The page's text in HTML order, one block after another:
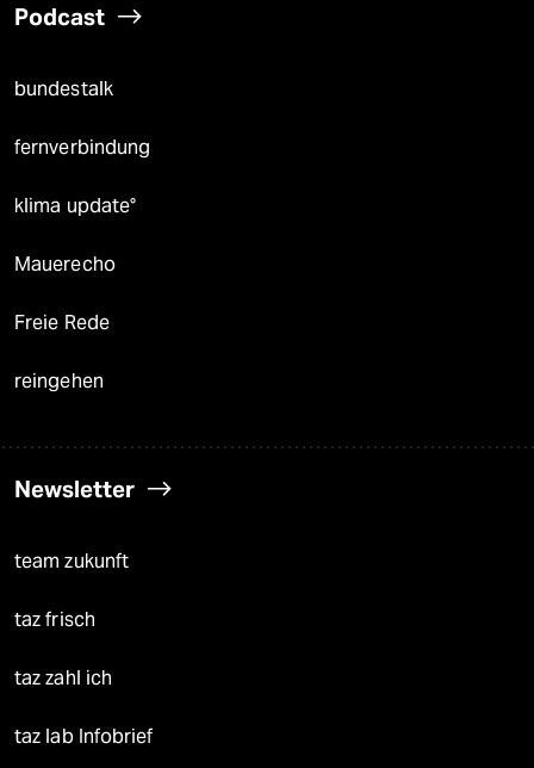
Podcast
bundestalk
fernverbindung
klima update°
Mauerecho
Freie Rede
reingehen
Newsletter
team zukunft
taz frisch
taz zahl ich
taz lab Infobrief